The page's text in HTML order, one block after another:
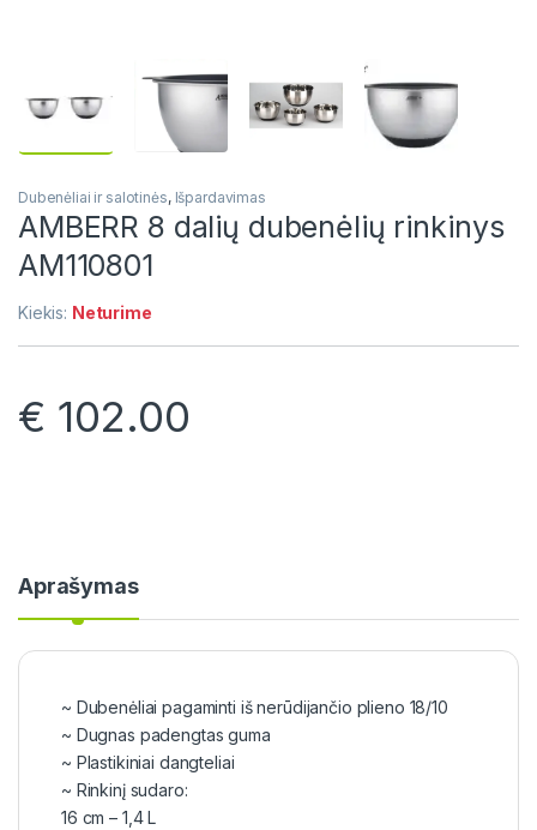
Dubenėliai ir salotinės, Išpardavimas
AMBERR 8 dalių dubenėlių rinkinys
AM110801
Kiekis: Neturime
€ 102.00
Aprašymas
~ Dubenėliai pagaminti iš nerūdijančio plieno 18/10
~ Dugnas padengtas guma
~ Plastikiniai dangteliai
~ Rinkinį sudaro:
16 cm – 1,4 L